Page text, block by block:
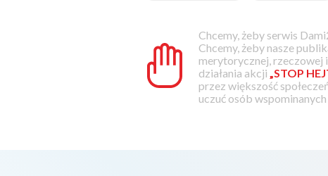
Chcemy, żeby serwis
Chcemy, żeby nasze
merytorycznej, rzeczowej
działania akcji „STOP
przez większość
uczuć osób